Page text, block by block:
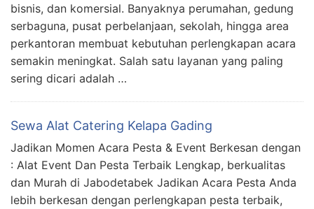
bisnis, dan komersial. Banyaknya perumahan, gedung
serbaguna, pusat perbelanjaan, sekolah, hingga area
perkantoran membuat kebutuhan perlengkapan acara
semakin meningkat. Salah satu layanan yang paling
sering dicari adalah …
Sewa Alat Catering Kelapa Gading
Jadikan Momen Acara Pesta & Event Berkesan dengan
: Alat Event Dan Pesta Terbaik Lengkap, berkualitas
dan Murah di Jabodetabek Jadikan Acara Pesta Anda
lebih berkesan dengan perlengkapan pesta terbaik,